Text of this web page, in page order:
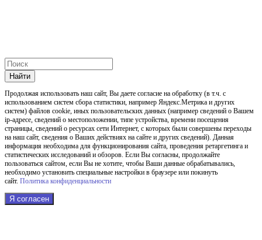
Найти
Продолжая использовать наш cайт, Вы даете согласие на обработку (в т.ч. с
использованием систем сбора статистики, например Яндекс.Метрика и других
систем) файлов cookie, иных пользовательских данных (например сведений о Вашем
ip-адресе, сведений о местоположении, типе устройства, времени посещения
страницы, сведений о ресурсах сети Интернет, с которых были совершены переходы
на наш сайт, сведения о Ваших действиях на сайте и других сведений). Данная
информация необходима для функционирования сайта, проведения ретаргетинга и
статистических исследований и обзоров. Если Вы согласны, продолжайте
пользоваться сайтом, если Вы не хотите, чтобы Ваши данные обрабатывались,
необходимо установить специальные настройки в браузере или покинуть
сайт. Политика конфиденциальности
Я согласен